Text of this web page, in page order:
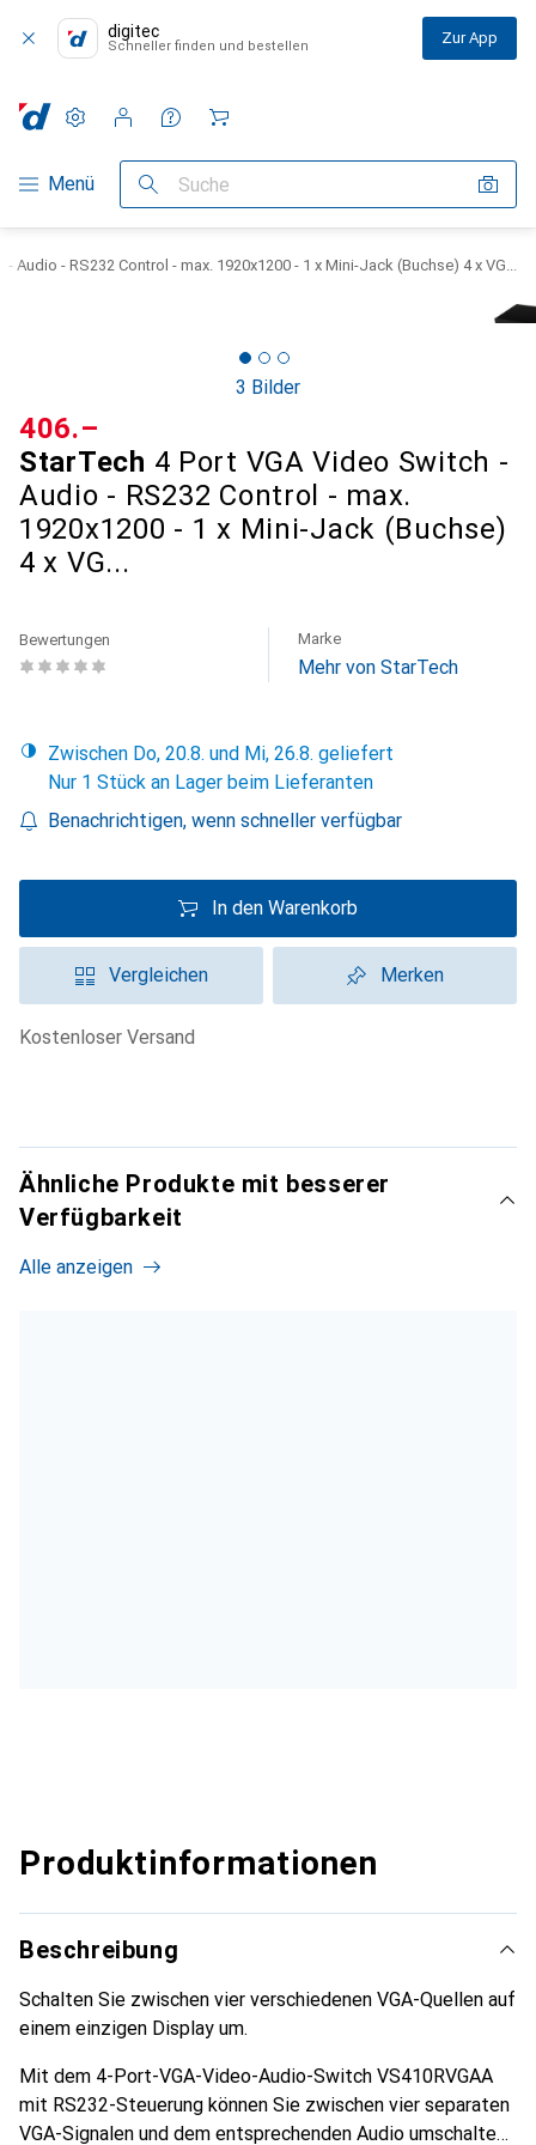
digitec
Schneller finden und bestellen Zur App
Navigation nach Kategorien
Menü Suche
Einstellungen
Kundenkonto
Vergleichslisten
Merklisten
Warenkorb
Audio - RS232 Control - max. 1920x1200 - 1 x Mini-Jack (Buchse) 4 x VG...
3 Bilder
StarTech 4 Port VGA Video Switch -
Audio - RS232 Control - max.
1920x1200 - 1 x Mini-Jack (Buchse)
4 x VG...
CHF
406.–
Bewertungen Marke
Mehr von StarTech
Zwischen Do, 20.8. und Mi, 26.8. geliefert
Nur 1 Stück an Lager beim Lieferanten
Benachrichtigen, wenn schneller verfügbar
In den Warenkorb
Vergleichen Merken
kostenloser Versand
Ähnliche Produkte mit besserer
Verfügbarkeit
Alle anzeigen
Produktinformationen
Beschreibung
Schalten Sie zwischen vier verschiedenen VGA-Quellen auf
einem einzigen Display um.
Mit dem 4-Port-VGA-Video-Audio-Switch VS410RVGAA
mit RS232-Steuerung können Sie zwischen vier separaten
VGA-Signalen und dem entsprechenden Audio umschalten,